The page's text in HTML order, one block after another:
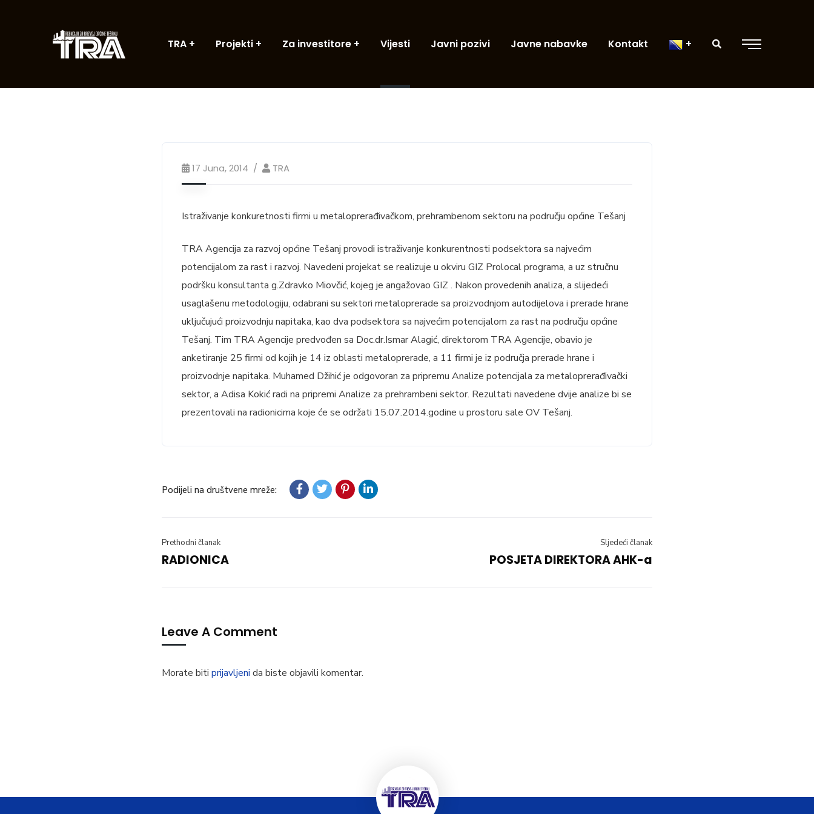
TRA Projekti Za investitore Vijesti Javni pozivi Javne nabavke Kontakt
17 Juna, 2014 TRA
Istraživanje konkuretnosti firmi u metaloprerađivačkom, prehrambenom sektoru na području općine Tešanj
TRA Agencija za razvoj općine Tešanj provodi istraživanje konkurentnosti podsektora sa najvećim
potencijalom za rast i razvoj. Navedeni projekat se realizuje u okviru GIZ Prolocal programa, a uz stručnu
podršku konsultanta g.Zdravko Miovčić, kojeg je angažovao GIZ . Nakon provedenih analiza, a slijedeći
usaglašenu metodologiju, odabrani su sektori metaloprerade sa proizvodnjom autodijelova i prerade hrane
uključujući proizvodnju napitaka, kao dva podsektora sa najvećim potencijalom za rast na području općine
Tešanj. Tim TRA Agencije predvođen sa Doc.dr.Ismar Alagić, direktorom TRA Agencije, obavio je
anketiranje 25 firmi od kojih je 14 iz oblasti metaloprerade, a 11 firmi je iz područja prerade hrane i
proizvodnje napitaka. Muhamed Džihić je odgovoran za pripremu Analize potencijala za metaloprerađivački
sektor, a Adisa Kokić radi na pripremi Analize za prehrambeni sektor. Rezultati navedene dvije analize bi se
prezentovali na radionicima koje će se održati 15.07.2014.godine u prostoru sale OV Tešanj.
Podijeli na društvene mreže:
Prethodni članak
RADIONICA
Sljedeći članak
POSJETA DIREKTORA AHK-a
Leave A Comment
Morate biti prijavljeni da biste objavili komentar.